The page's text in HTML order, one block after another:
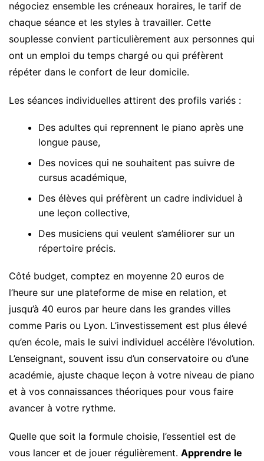
négociez ensemble les créneaux horaires, le tarif de
chaque séance et les styles à travailler. Cette
souplesse convient particulièrement aux personnes qui
ont un emploi du temps chargé ou qui préfèrent
répéter dans le confort de leur domicile.
Les séances individuelles attirent des profils variés :
Des adultes qui reprennent le piano après une
longue pause,
Des novices qui ne souhaitent pas suivre de
cursus académique,
Des élèves qui préfèrent un cadre individuel à
une leçon collective,
Des musiciens qui veulent s’améliorer sur un
répertoire précis.
Côté budget, comptez en moyenne 20 euros de
l’heure sur une plateforme de mise en relation, et
jusqu’à 40 euros par heure dans les grandes villes
comme Paris ou Lyon. L’investissement est plus élevé
qu’en école, mais le suivi individuel accélère l’évolution.
L’enseignant, souvent issu d’un conservatoire ou d’une
académie, ajuste chaque leçon à votre niveau de piano
et à vos connaissances théoriques pour vous faire
avancer à votre rythme.
Quelle que soit la formule choisie, l’essentiel est de
vous lancer et de jouer régulièrement. Apprendre le